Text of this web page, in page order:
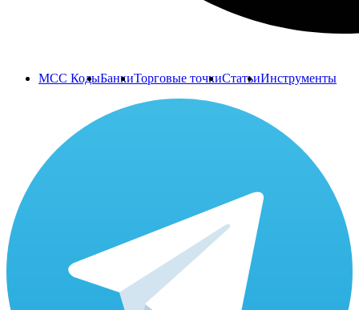
MCC КодыБанкиТорговые точкиСтатьиИнструменты